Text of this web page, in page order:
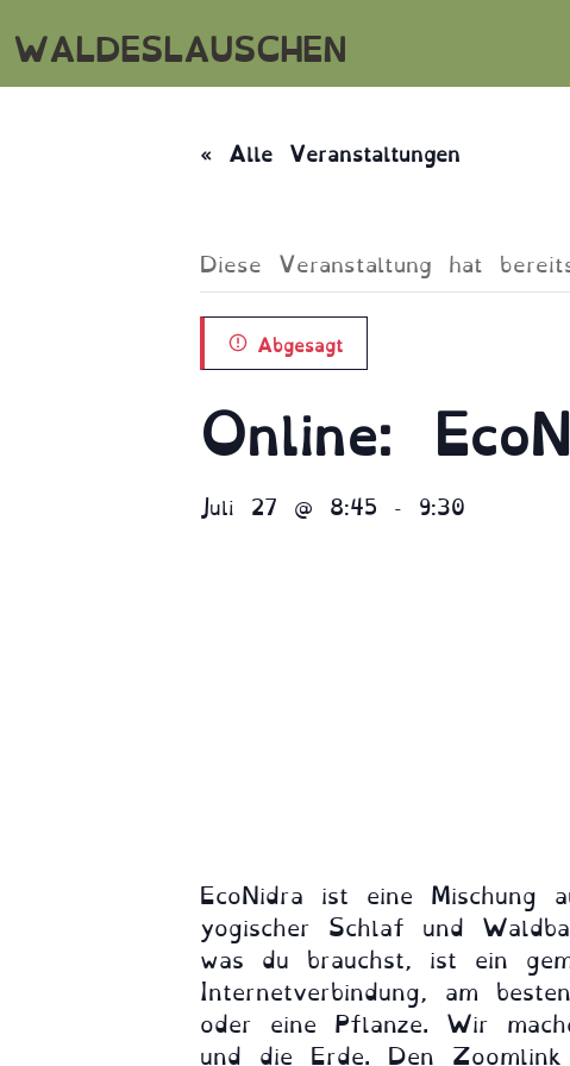
WALDESLAUSCHEN
« Alle Veranstaltungen
Diese Veranstaltung hat
Abgesagt
Online:
Juli 27 @ 8:45 - 9:30
EcoNidra ist eine Mischung
yogischer Schlaf und
was du brauchst, ist ein
Internetverbindung, am
oder eine Pflanze. Wir
und die Erde. Den